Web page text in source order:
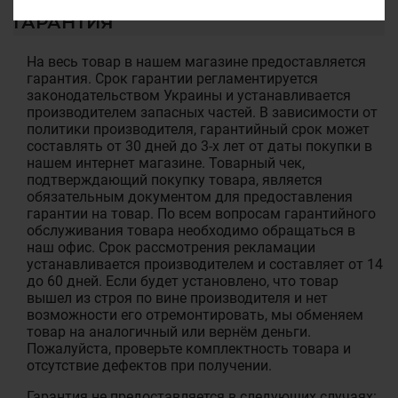
ГАРАНТИЯ
На весь товар в нашем магазине предоставляется
гарантия. Срок гарантии регламентируется
законодательством Украины и устанавливается
производителем запасных частей. В зависимости от
политики производителя, гарантийный срок может
составлять от 30 дней до 3-х лет от даты покупки в
нашем интернет магазине. Товарный чек,
подтверждающий покупку товара, является
обязательным документом для предоставления
гарантии на товар. По всем вопросам гарантийного
обслуживания товара необходимо обращаться в
наш офис. Срок рассмотрения рекламации
устанавливается производителем и составляет от 14
до 60 дней. Если будет установлено, что товар
вышел из строя по вине производителя и нет
возможности его отремонтировать, мы обменяем
товар на аналогичный или вернём деньги.
Пожалуйста, проверьте комплектность товара и
отсутствие дефектов при получении.